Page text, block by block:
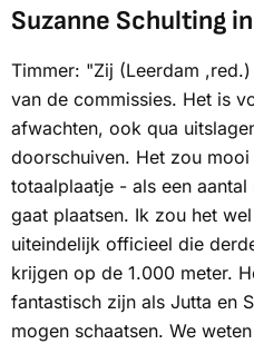
Suzanne Schulting
Timmer: "Zij (Leerdam
van de commissies. Het is
afwachten, ook qua
doorschuiven. Het zou
totaalplaatje - als een
gaat plaatsen. Ik zou het
uiteindelijk officieel die
krijgen op de 1.000 meter.
fantastisch zijn als Jutta en
mogen schaatsen. We